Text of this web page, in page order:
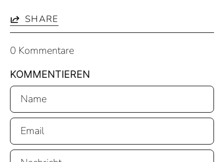
SHARE
0 Kommentare
KOMMENTIEREN
Name
Email
Nachricht